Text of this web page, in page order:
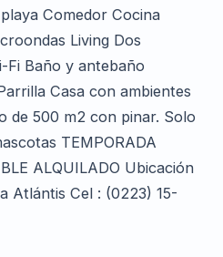
Comedor Cocina
Living Dos
Fi Baño y antebaño
Casa con ambientes
de 500 m2 con pinar. Solo
TEMPORADA
ALQUILADO Ubicación
Atlántis Cel : (0223) 15-